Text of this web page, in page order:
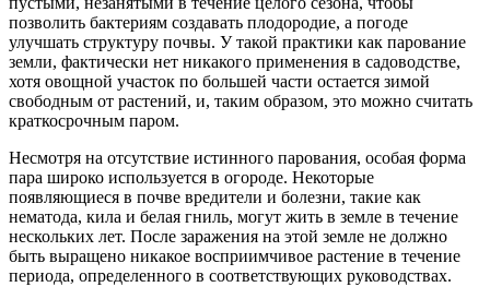
позволить бактериям создавать плодородие, а погоде
улучшать структуру почвы. У такой практики как парование
земли, фактически нет никакого применения в садоводстве,
хотя овощной участок по большей части остается зимой
свободным от растений, и, таким образом, это можно считать
краткосрочным паром.
Несмотря на отсутствие истинного парования, особая форма
пара широко используется в огороде. Некоторые
появляющиеся в почве вредители и болезни, такие как
нематода, кила и белая гниль, могут жить в земле в течение
нескольких лет. После заражения на этой земле не должно
быть выращено никакое восприимчивое растение в течение
периода, определенного в соответствующих руководствах.